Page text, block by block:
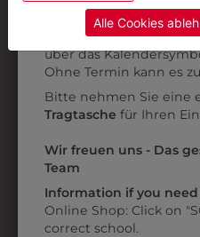
1BHBSW8001
BISTROSCHÜRZE
70 CM
MIT
SCHULLOGO
€ 30,90
Daten ohne
Datenschutzerklärungbzw.
Alle Cookies
Kategorie und die
AnprobeVorort im
über das
Ohne Termin kann es
Bitte nehmen Sie eine
Tragtasche für Ihren
Wir freuen uns - Das
Team
Information if you need
Online Shop: Click on
correct school.